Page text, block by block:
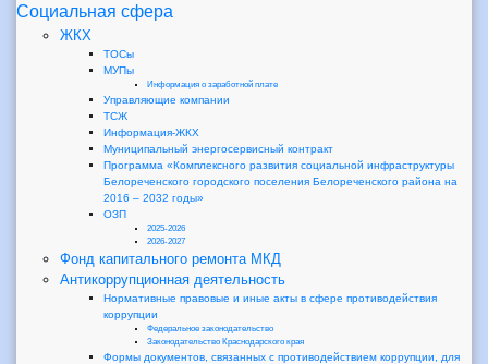
Социальная сфера
ЖКХ
ТОСы
МУПы
Информация о заработной плате
Управляющие компании
ТСЖ
Информация-ЖКХ
Муниципальный энергосервисный контракт
Программа «Комплексного развития социальной инфраструктуры
Белореченского городского поселения Белореченского района на
2016 – 2032 годы»
ОЗП
2025-2026
2026-2027
Фонд капитального ремонта МКД
Антикоррупционная деятельность
Нормативные правовые и иные акты в сфере противодействия
коррупции
Федеральное законодательство
Законодательство Краснодарского края
Формы документов, связанных с противодействием коррупции, для